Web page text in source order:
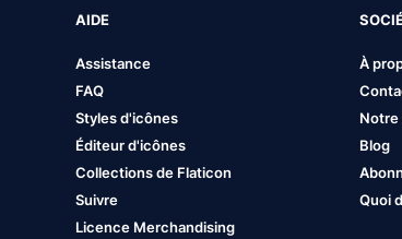
AIDE
Assistance
FAQ
Styles d'icônes
Éditeur d'icônes
Collections de Flaticon
Suivre
Licence Merchandising
À
Blog
Quoi